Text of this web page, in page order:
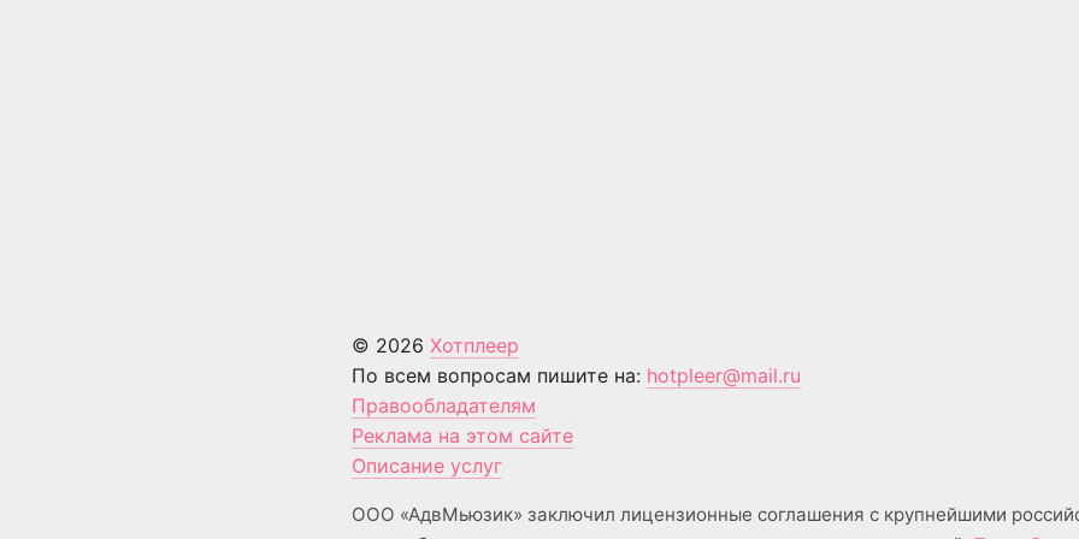
© 2026 Хотплеер
По всем вопросам пишите на: hotpleer@mail.ru
Правообладателям
Реклама на этом сайте
Описание услуг
ООО «АдвМьюзик» заключил лицензионные соглашения с крупнейшими